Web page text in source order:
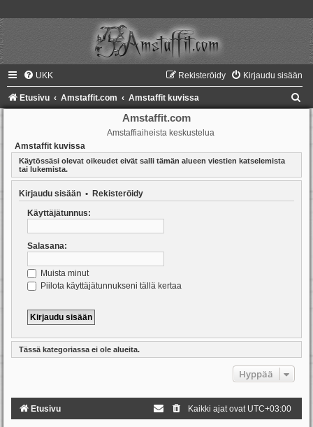
UKK Kirjaudu sisään
Rekisteröidy
Etusivu Amstaffit.com Amstaffit kuvissa
Amstaffit.com
Amstaffiaiheista keskustelua
Amstaffit kuvissa
Käytössäsi olevat oikeudet eivät salli tämän alueen viestien katselemista
tai lukemista.
Kirjaudu sisään • Rekisteröidy
Käyttäjätunnus:
Salasana:
Muista minut
Piilota käyttäjätunnukseni tällä kertaa
Tässä kategoriassa ei ole alueita.
Hyppää
Etusivu Kaikki ajat ovat UTC+03:00